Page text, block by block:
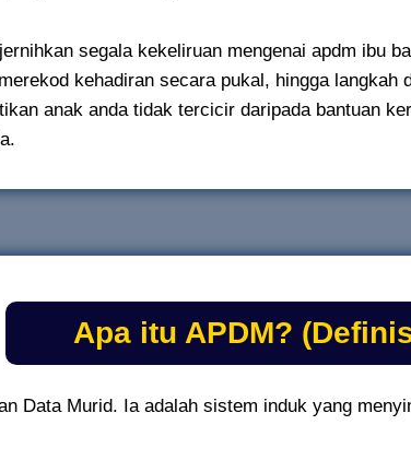
segala kekeliruan mengenai apdm
kehadiran secara pukal, hingga
anak anda tidak tercicir daripada bantuan
Apa itu APDM?
Data Murid. Ia adalah sistem induk yang